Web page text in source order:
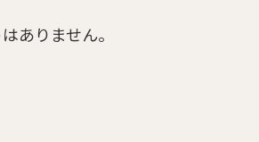
ありません。